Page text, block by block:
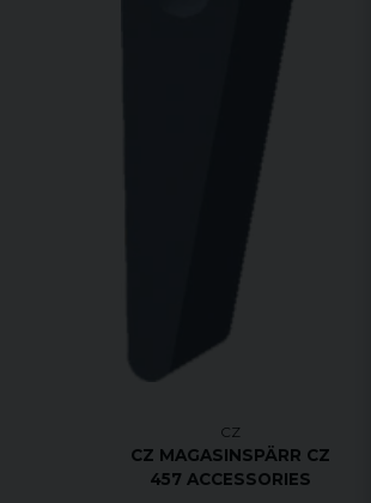
CZ
CZ MAGASINSPÄRR CZ
457 ACCESSORIES